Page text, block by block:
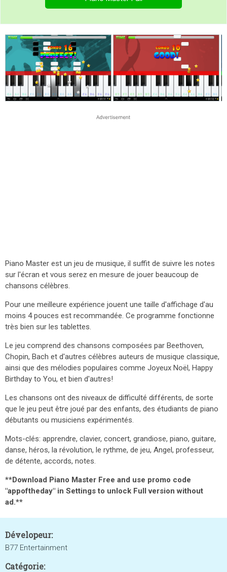
Piano Master est un jeu de musique, il suffit de suivre les notes
sur l'écran et vous serez en mesure de jouer beaucoup de
chansons célèbres.
Pour une meilleure expérience jouent une taille d'affichage d'au
moins 4 pouces est recommandée. Ce programme fonctionne
très bien sur les tablettes.
Le jeu comprend des chansons composées par Beethoven,
Chopin, Bach et d'autres célèbres auteurs de musique classique,
ainsi que des mélodies populaires comme Joyeux Noël, Happy
Birthday to You, et bien d'autres!
Les chansons ont des niveaux de difficulté différents, de sorte
que le jeu peut être joué par des enfants, des étudiants de piano
débutants ou musiciens expérimentés.
Mots-clés: apprendre, clavier, concert, grandiose, piano, guitare,
danse, héros, la révolution, le rythme, de jeu, Angel, professeur,
de détente, accords, notes.
**Download Piano Master Free and use promo code
"appoftheday" in Settings to unlock Full version without
ad.**
Dévelopeur:
B77 Entertainment
Catégorie: